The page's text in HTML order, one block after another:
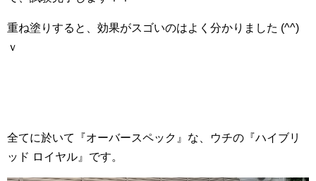
重ね塗りすると、効果がスゴいのはよく分かりました (^^)
ｖ
全てに於いて『オーバースペック』な、ウチの『ハイブリ
ッド ロイヤル』です。